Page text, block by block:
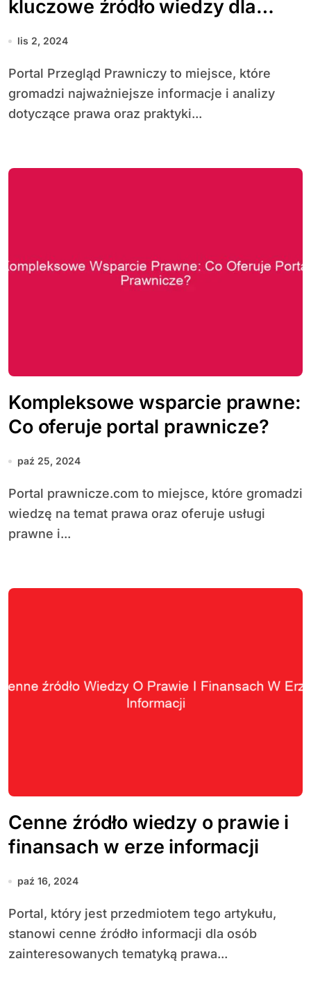
kluczowe źródło wiedzy dla
prawników i studentów prawa
lis 2, 2024
Portal Przegląd Prawniczy to miejsce, które
gromadzi najważniejsze informacje i analizy
dotyczące prawa oraz praktyki...
Kompleksowe wsparcie prawne:
Co oferuje portal prawnicze?
paź 25, 2024
Portal prawnicze.com to miejsce, które gromadzi
wiedzę na temat prawa oraz oferuje usługi
prawne i...
Cenne źródło wiedzy o prawie i
finansach w erze informacji
paź 16, 2024
Portal, który jest przedmiotem tego artykułu,
stanowi cenne źródło informacji dla osób
zainteresowanych tematyką prawa...